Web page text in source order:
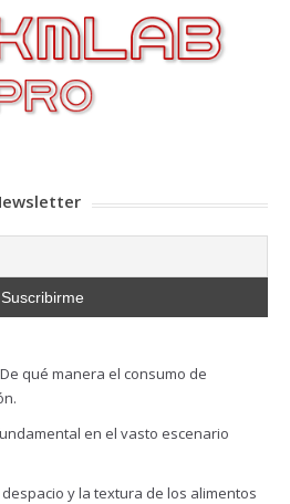
qué manera el consumo de
en el vasto escenario
y la textura de los alimentos